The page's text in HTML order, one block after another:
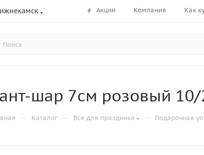
Акции Компания Как
шар 7см розовый 10/
— Каталог — Все для праздника — Подарочная